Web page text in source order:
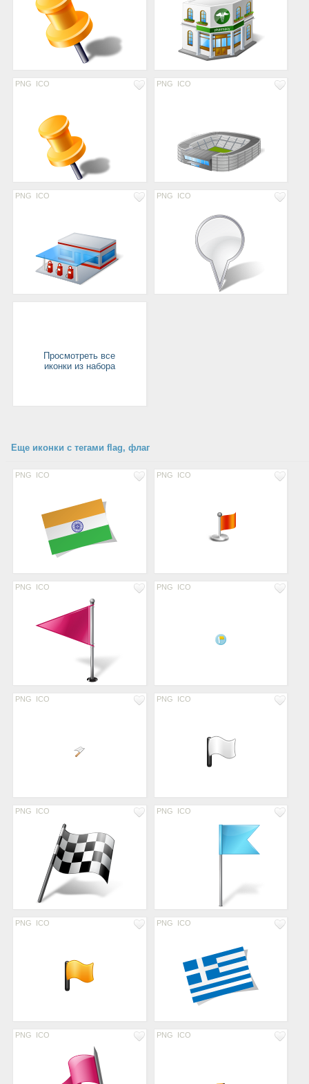
PNG ICO PNG ICO
PNG ICO PNG ICO
Просмотреть все
иконки из набора
Еще иконки с тегами flag, флаг
PNG ICO PNG ICO
PNG ICO PNG ICO
PNG ICO PNG ICO
PNG ICO PNG ICO
PNG ICO PNG ICO
PNG ICO PNG ICO